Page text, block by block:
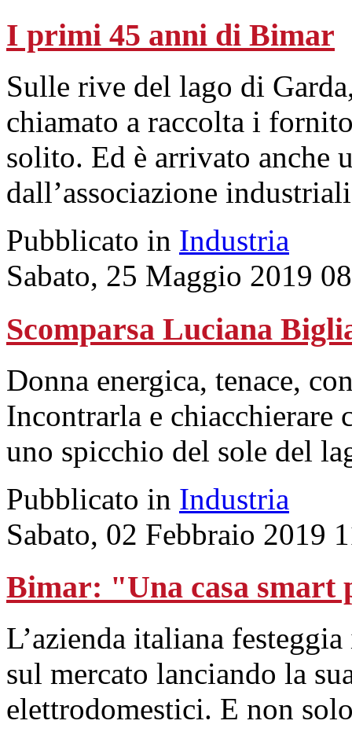
I primi 45 anni di Bimar
Sulle rive del lago di
chiamato a raccolta i
solito. Ed è arrivato anche
dall’associazione
Pubblicato in Industria
Sabato, 25 Maggio 2019
Scomparsa Luciana
Donna energica, tenace,
Incontrarla e chiacchierare
uno spicchio del sole del
Pubblicato in Industria
Sabato, 02 Febbraio 2019
Bimar: "Una casa
L’azienda italiana
sul mercato lanciando la
elettrodomestici. E non